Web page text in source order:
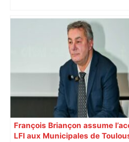
François Briançon assume
LFI aux Municipales de